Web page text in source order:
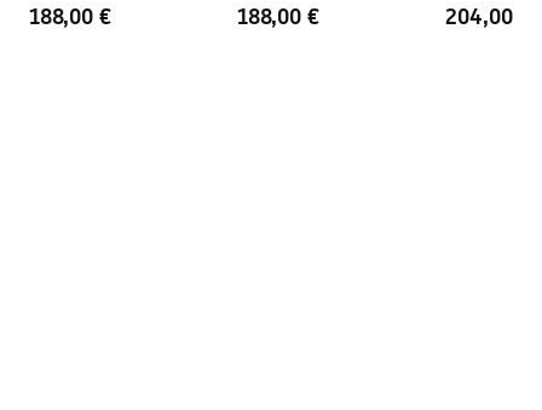
188,00 € 188,00 € 204,00 €